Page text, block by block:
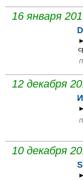
16 января
12 декабря
10 декабря